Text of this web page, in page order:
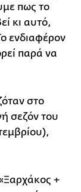
πως το
κι αυτό,
ενδιαφέρον
παρά να
στο
σεζόν του
+